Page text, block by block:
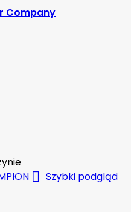
Company
 Szybki podgląd